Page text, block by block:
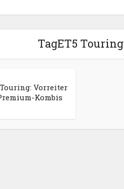
TagET5 Touring
Vorreiter
Kombis